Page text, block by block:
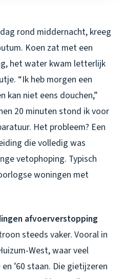
rond middernacht, kreeg
Koen zat met een
het water kwam letterlijk
“Ik heb morgen een
kan niet eens douchen,”
20 minuten stond ik voor
Het probleem? Een
die volledig was
vetophoping. Typisch
woningen met
afvoerverstopping
steeds vaker. Vooral in
West, waar veel
’60 staan. Die gietijzeren